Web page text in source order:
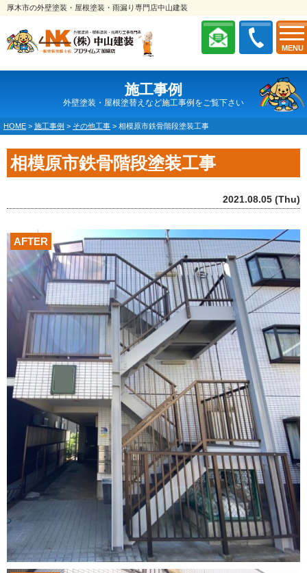
MENU
厚木市の外壁塗装・屋根塗装・雨漏り専門店中山建装
施工事例
外壁塗装・屋根塗替えなど施工事例をご覧下さい
HOME > 施工事例 > その他工事 > 相模原市鉄骨階段塗装工事
相模原市鉄骨階段塗装工事
2021.08.05 (Thu)
AFTER